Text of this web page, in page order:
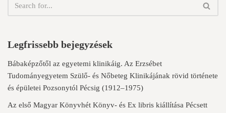
Legfrissebb bejegyzések
Bábaképzőtől az egyetemi klinikáig. Az Erzsébet
Tudományegyetem Szülő- és Nőbeteg Klinikájának rövid története
és épületei Pozsonytól Pécsig (1912–1975)
Az első Magyar Könyvhét Könyv- és Ex libris kiállítása Pécsett